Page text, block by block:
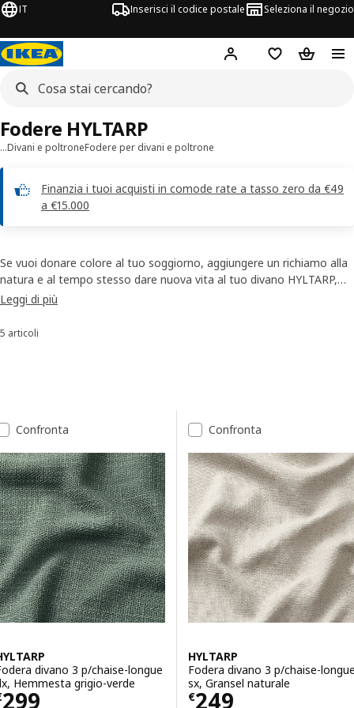
IT Inserisci il codice postale Seleziona il negozio
Hej! AccediLista deiCarrello
…Divani e poltroneFodere per divani e poltrone
Finanzia i tuoi acquisti in comode rate a tasso zero da €49
a €15.000
Fodere HYLTARP
Se vuoi donare colore al tuo soggiorno, aggiungere un richiamo alla
natura e al tempo stesso dare nuova vita al tuo divano HYLTARP,
abbiamo la soluzione che fa per te. Le fodere per divano HYLTARP si
vista e al tatto, e per i colori tenui e rilassanti. Inoltre, sono
Leggi di più
Ordina e filtra
5 articoli
Elenco dei risultati
Confronta
divano 3 p/chaise-longue
Hemmesta grigio-verde
299 € 299
Confronta
HYLTARP
Fodera divano 3 p/chaise-
sx, Gransel naturale
€249
Prezzo € 249